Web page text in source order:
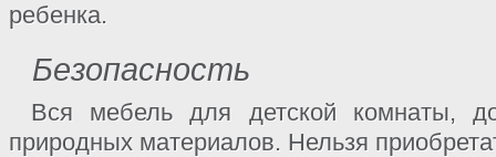
ребенка.
Безопасность
Вся мебель для детской комнаты,
природных материалов. Нельзя